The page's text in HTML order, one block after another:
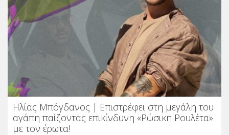
Ηλίας Μπόγδανος | Επιστρέφει στη μεγάλη του
αγάπη παίζοντας επικίνδυνη «Ρώσικη Ρουλέτα»
με τον έρωτα!